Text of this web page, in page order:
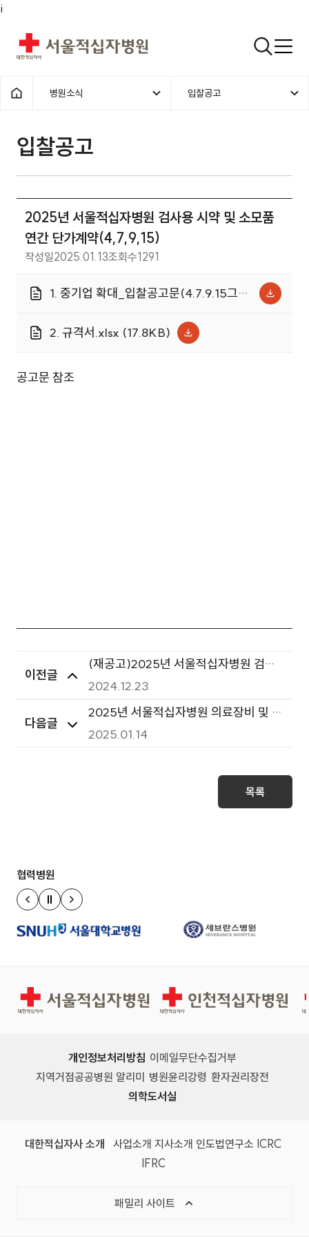
i
서울적십자병원 검색열기
홈으로 1차메뉴
병원소식 2차메뉴
입찰공고
입찰공고 | 병원소식 | 2025년
입찰공고
2025년 서울적십자병원 검사용 시약 및 소모품
연간 단가계약(4,7,9,15)
작성일2025.01.13조회수1291
1. 중기업 확대_입찰공고문(4.7.9.15그
(165.5KB)
2. 규격서.xlsx (17.8KB)
공고문 참조
이전글
(재공고)2025년 서울적십자병원 검사
용시약 및 소모품 연간 단가계약(총 17개
그룹 중 일부)
2024.12.23
다음글
2025년 서울적십자병원 의료장비 및 불
용품 매각 공고
2025.01.14
목록
협력병원
이전 슬라이드
정지
다음 슬라이드
서울적십자병원 인천적십자병원
개인정보처리방침 이메일무단수집거부
지역거점공공병원 알리미 병원윤리강령 환자권리장전
의학도서실
대한적십자사 소개 (새 창)
사업소개 (새 창)
지사소개 (새 창)
인도법연구소 (새 창)
ICRC(국제
IFRC(국제적십자사연맹, 새 창)
패밀리 사이트 목록 열기